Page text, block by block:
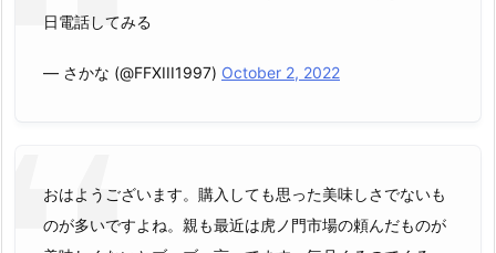
日電話してみる
— さかな (@FFXIII1997) October 2, 2022
おはようございます。購入しても思った美味しさでないも
のが多いですよね。親も最近は虎ノ門市場の頼んだものが